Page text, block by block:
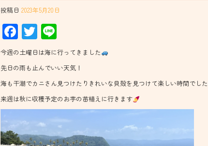
投稿日 2023年5月20日
Facebook
Twitter
今週の土曜日は海に行ってきました
先日の雨も止んでいい天気！
海も干潮でカニさん見つけたりきれいな貝殻を見つけて楽しい時間でした
来週は秋に収穫予定のお芋の苗植えに行きます